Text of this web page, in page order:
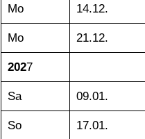
Mo 14.12.
Mo 21.12.
2027
Sa 09.01.
So 17.01.